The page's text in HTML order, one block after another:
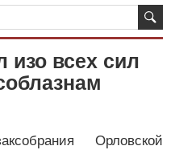
всех сил
Орловской